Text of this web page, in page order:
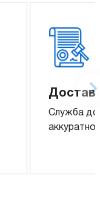
Служба
аккуратно